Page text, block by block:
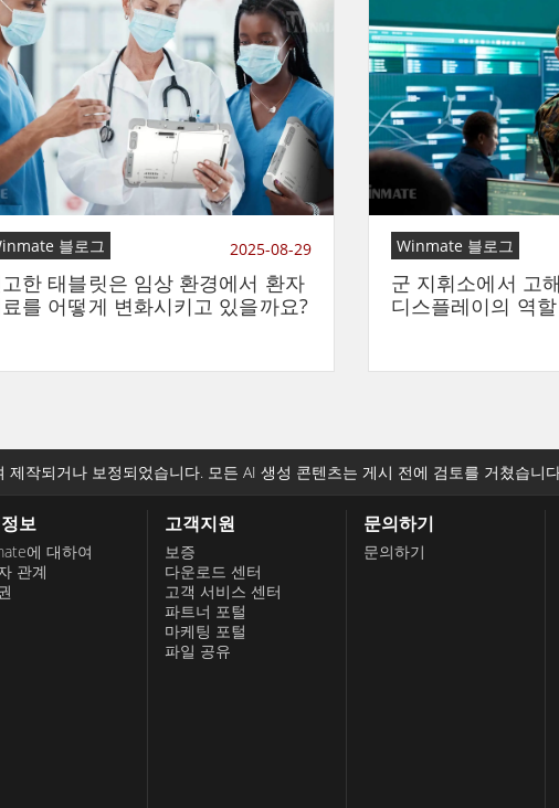
블로그 2025-08-29
한 태블릿은 임상 환경에서 환자
를 어떻게 변화시키고 있을까요?
Winmate 블로그
군 지휘소에서 고
디스플레이의 역할
작되거나 보정되었습니다. 모든 AI 생성 콘텐츠는 게시 전에 검토를 거쳤습니
보
에 대하여
관계
고객지원
보증
다운로드 센터
고객 서비스 센터
파트너 포털
마케팅 포털
파일 공유
문의하기
문의하기